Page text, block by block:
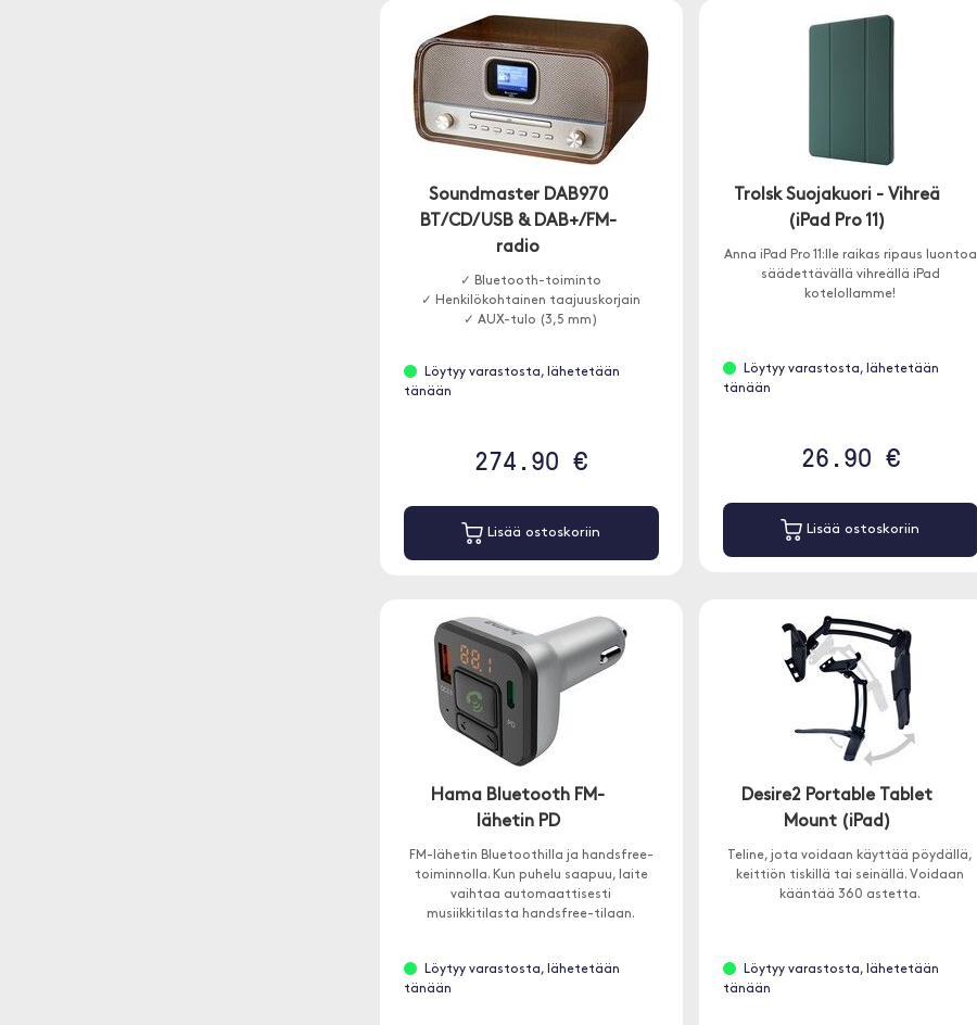
Soundmaster DAB970
BT/CD/USB & DAB+/FM-
radio
✓ Bluetooth-toiminto
✓ Henkilökohtainen taajuuskorjain
✓ AUX-tulo (3,5 mm)
Löytyy varastosta, lähetetään
tänään
274.90 €
Lisää ostoskoriin
Trolsk Suojakuori - Vihreä
(iPad Pro 11)
Anna iPad Pro 11:lle raikas ripaus luontoa
säädettävällä vihreällä iPad
kotelollamme!
Löytyy varastosta, lähetetään
tänään
26.90 €
Lisää ostoskoriin
Hama Bluetooth FM-
lähetin PD
FM-lähetin Bluetoothilla ja handsfree-
toiminnolla. Kun puhelu saapuu, laite
vaihtaa automaattisesti
musiikkitilasta handsfree-tilaan.
Löytyy varastosta, lähetetään
tänään
Desire2 Portable Tablet
Mount (iPad)
Teline, jota voidaan käyttää pöydällä,
keittiön tiskillä tai seinällä. Voidaan
kääntää 360 astetta.
Löytyy varastosta, lähetetään
tänään